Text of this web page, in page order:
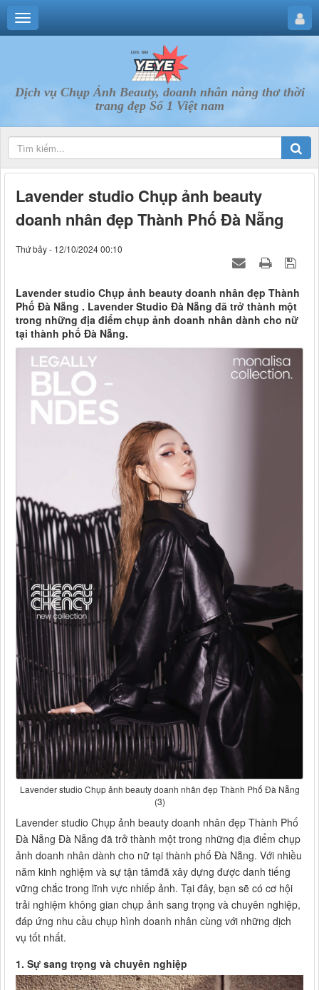
Dịch vụ Chụp Ảnh Beauty, doanh nhân nàng thơ thời
trang đẹp Số 1 Việt nam
Lavender studio Chụp ảnh beauty
doanh nhân đẹp Thành Phố Đà Nẵng
Thứ bảy - 12/10/2024 00:10
Lavender studio Chụp ảnh beauty doanh nhân đẹp Thành
Phố Đà Nẵng . Lavender Studio Đà Nẵng đã trở thành một
trong những địa điểm chụp ảnh doanh nhân dành cho nữ
tại thành phố Đà Nẵng.
Lavender studio Chụp ảnh beauty doanh nhân đẹp Thành Phố Đà Nẵng
(3)
Lavender studio Chụp ảnh beauty doanh nhân đẹp Thành Phố
Đà Nẵng Đà Nẵng đã trở thành một trong những địa điểm chụp
ảnh doanh nhân dành cho nữ tại thành phố Đà Nẵng. Với nhiều
năm kinh nghiệm và sự tận tâmđã xây dựng được danh tiếng
vững chắc trong lĩnh vực nhiếp ảnh. Tại đây, bạn sẽ có cơ hội
trải nghiệm không gian chụp ảnh sang trọng và chuyên nghiệp,
đáp ứng nhu cầu chụp hình doanh nhân cùng với những dịch
vụ tốt nhất.
1. Sự sang trọng và chuyên nghiệp